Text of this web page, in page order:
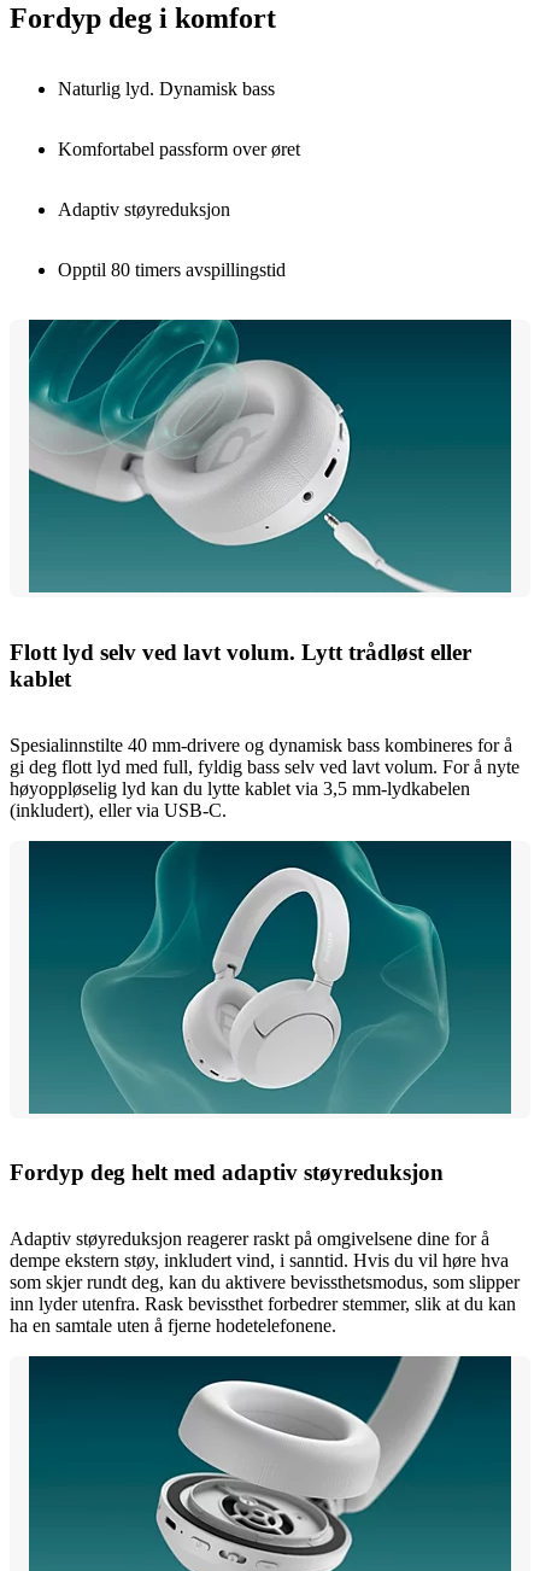
Fordyp deg i komfort
Naturlig lyd. Dynamisk bass
Komfortabel passform over øret
Adaptiv støyreduksjon
Opptil 80 timers avspillingstid
Flott lyd selv ved lavt volum. Lytt trådløst eller
kablet
Spesialinnstilte 40 mm-drivere og dynamisk bass kombineres for å
gi deg flott lyd med full, fyldig bass selv ved lavt volum. For å nyte
høyoppløselig lyd kan du lytte kablet via 3,5 mm-lydkabelen
(inkludert), eller via USB-C.
Fordyp deg helt med adaptiv støyreduksjon
Adaptiv støyreduksjon reagerer raskt på omgivelsene dine for å
dempe ekstern støy, inkludert vind, i sanntid. Hvis du vil høre hva
som skjer rundt deg, kan du aktivere bevissthetsmodus, som slipper
inn lyder utenfra. Rask bevissthet forbedrer stemmer, slik at du kan
ha en samtale uten å fjerne hodetelefonene.